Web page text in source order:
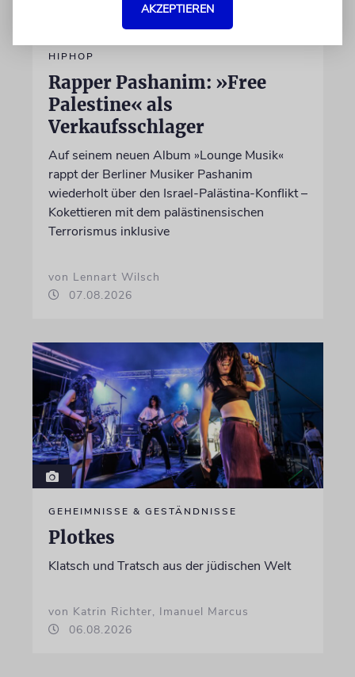
HIPHOP
Rapper Pashanim: »Free
Palestine« als
Verkaufsschlager
Auf seinem neuen Album »Lounge Musik«
rappt der Berliner Musiker Pashanim
wiederholt über den Israel-Palästina-Konflikt –
Kokettieren mit dem palästinensischen
Terrorismus inklusive
von Lennart Wilsch
07.08.2026
GEHEIMNISSE & GESTÄNDNISSE
Plotkes
Klatsch und Tratsch aus der jüdischen Welt
von Katrin Richter, Imanuel Marcus
06.08.2026
AKZEPTIEREN